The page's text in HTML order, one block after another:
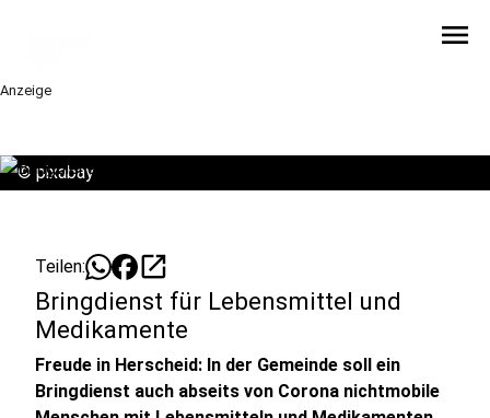
menu
Anzeige
© pixabay
Teilen: open_in_new
Bringdienst für Lebensmittel und
Medikamente
Freude in Herscheid: In der Gemeinde soll ein
Bringdienst auch abseits von Corona nichtmobile